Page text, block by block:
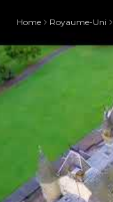
Home Royaume-Uni